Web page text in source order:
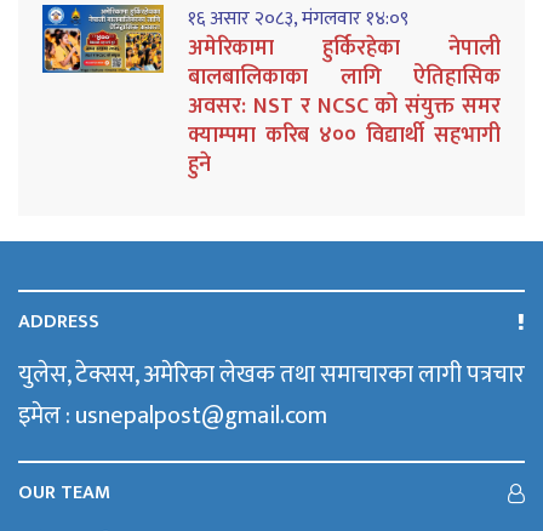
१६ असार २०८३, मंगलवार १४:०९
अमेरिकामा हुर्किरहेका नेपाली
बालबालिकाका लागि ऐतिहासिक
अवसर: NST र NCSC को संयुक्त समर
क्याम्पमा करिब ४०० विद्यार्थी सहभागी
हुने
ADDRESS
युलेस, टेक्सस, अमेरिका लेखक तथा समाचारका लागी पत्रचार
इमेल : usnepalpost@gmail.com
OUR TEAM